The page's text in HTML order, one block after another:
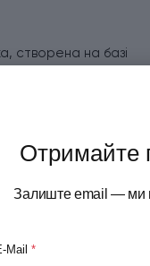
створена на базі
підкови —
року, Різдва або
поєднується
універсальним
Україні на
оснащена
Отримайте
Залиште email — ми
Mail *